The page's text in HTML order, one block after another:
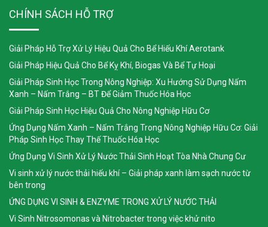
CHÍNH SÁCH HỖ TRỢ
Giải Pháp Hỗ Trợ Xử Lý Hiệu Quả Cho Bể Hiếu Khí Aerotank
Giải Pháp Hiệu Quả Cho Bể Kỵ Khí, Biogas Và Bể Tự Hoại
Giải Pháp Sinh Học Trong Nông Nghiệp: Xu Hướng Sử Dụng Nấm
Xanh – Nấm Trắng – BT Để Giảm Thuốc Hóa Học
Giải Pháp Sinh Học Hiệu Quả Cho Nông Nghiệp Hữu Cơ
Ứng Dụng Nấm Xanh – Nấm Trắng Trong Nông Nghiệp Hữu Cơ: Giải
Pháp Sinh Học Thay Thế Thuốc Hóa Học
Ứng Dụng Vi Sinh Xử Lý Nước Thải Sinh Hoạt Tòa Nhà Chung Cư
Vi sinh xử lý nước thải hiếu khí – Giải pháp xanh làm sạch nước từ
bên trong
ỨNG DỤNG VI SINH & ENZYME TRONG XỬ LÝ NƯỚC THẢI
Vi Sinh Nitrosomonas và Nitrobacter trong việc khử nito